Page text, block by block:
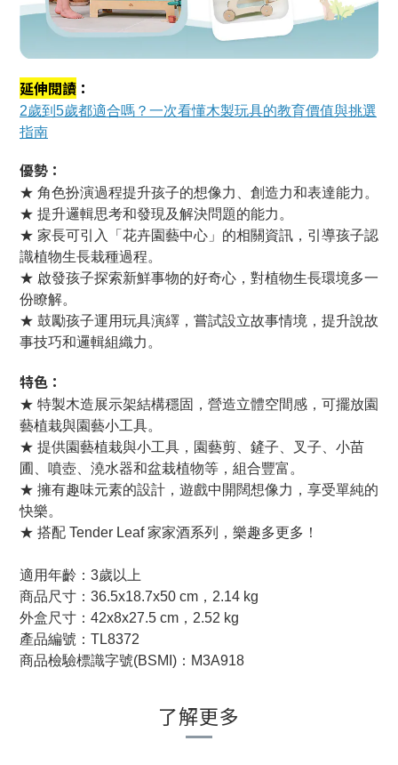
延伸閱讀 ：
2歲到5歲都適合嗎？一次看懂木製玩具的教育價值與挑選
指南
優勢：
★ 角色扮演過程提升孩子的想像力、創造力和表達能力。
★ 提升邏輯思考和發現及解決問題的能力。
★ 家長可引入「花卉園藝中心」的相關資訊，引導孩子認
識植物生長栽種過程。
★ 啟發孩子探索新鮮事物的好奇心，對植物生長環境多一
份瞭解。
★ 鼓勵孩子運用玩具演繹，嘗試設立故事情境，提升說故
事技巧和邏輯組織力。
特色：
★ 特製木造展示架結構穩固，營造立體空間感，可擺放園
藝植栽與園藝小工具。
★ 提供園藝植栽與小工具，園藝剪
鏟子 叉子
小苗
圃、噴壺、澆水器和盆栽植物等，組合豐富。
★ 擁有趣味元素的設計，遊戲中開闊想像力，享受單純的
快樂。
★ 搭配 Tender Leaf 家家酒系列，樂趣多更多！
適用年齡：3歲以上
商品尺寸：36.5x18.7x50 cm，2.14 kg
外盒尺寸：42x8x27.5 cm，2.52 kg
產品編號：TL8372
商品檢驗標識字號(BSMI)：M3A918
了解更多